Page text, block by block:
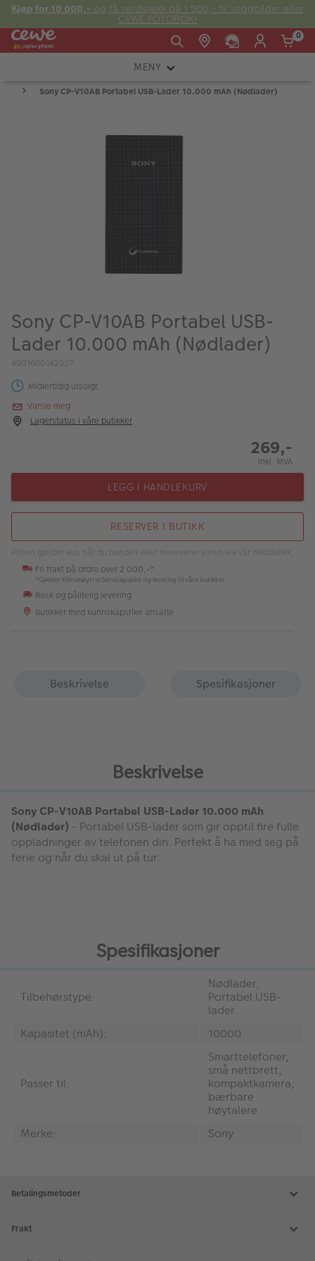
Kjøp for 10 000,- og få verdisjekk på 1 500,- til veggbilder eller
CEWE FOTOBOK!
Fre:
20:00
Søndag: 20:00
0
MENY
KAMERA
ALBUM
Kampanjer
Merker
Lagersalg
Inspirasjon
Butikkoversikt
Sony CP-V10AB Portabel USB-Lader 10.000 mAh (Nødlader)
Sony CP-V10AB Portabel USB-
Lader 10.000 mAh (Nødlader)
4901660142337
Midlertidig utsolgt
Varsle meg
Lagerstatus i våre butikker
269,-
Inkl. MVA
LEGG I HANDLEKURV
RESERVER I BUTIKK
Prisen gjelder kun når du handler eller reserverer varen via vår nettbutikk.
Fri frakt på ordre over 2 000,-*
*Gjelder Klimanøytral Servicepakke og levering til våre butikker
Rask og pålitelig levering
Butikker med kunnskapsrike ansatte
Beskrivelse Spesifikasjoner
Beskrivelse
Sony CP-V10AB Portabel USB-Lader 10.000 mAh
(Nødlader) - Portabel USB-lader som gir opptil fire fulle
oppladninger av telefonen din. Perfekt å ha med seg på
ferie og når du skal ut på tur.
Spesifikasjoner
Tilbehørstype:
Nødlader,
Portabel USB-
lader
Kapasitet (mAh):
10000
Passer til:
Smarttelefoner,
små nettbrett,
kompaktkamera,
bærbare
høytalere
Merke:
Sony
Betalingsmetoder
Frakt